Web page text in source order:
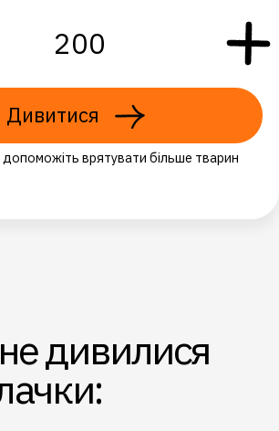
Дивитися
допоможіть врятувати більше тварин
дивилися